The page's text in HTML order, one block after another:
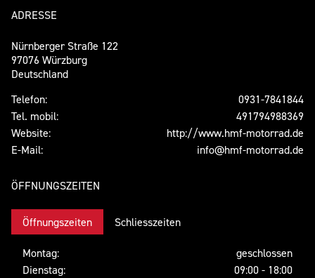
ADRESSE
Nürnberger Straße 122
97076 Würzburg
Deutschland
Telefon:
0931-7841844
Tel. mobil:
491794988369
Website:
http://www.hmf-motorrad.de
E-Mail:
info@hmf-motorrad.de
ÖFFNUNGSZEITEN
Öffnungszeiten Schliesszeiten
Montag:
geschlossen
Dienstag:
09:00 - 18:00